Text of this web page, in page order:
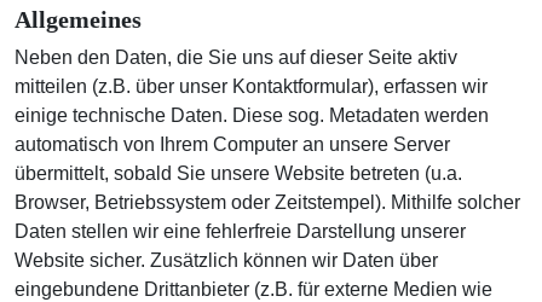
Allgemeines
Neben den Daten, die Sie uns auf dieser Seite aktiv
mitteilen (z.B. über unser Kontaktformular), erfassen wir
einige technische Daten. Diese sog. Metadaten werden
automatisch von Ihrem Computer an unsere Server
übermittelt, sobald Sie unsere Website betreten (u.a.
Browser, Betriebssystem oder Zeitstempel). Mithilfe solcher
Daten stellen wir eine fehlerfreie Darstellung unserer
Website sicher. Zusätzlich können wir Daten über
eingebundene Drittanbieter (z.B. für externe Medien wie